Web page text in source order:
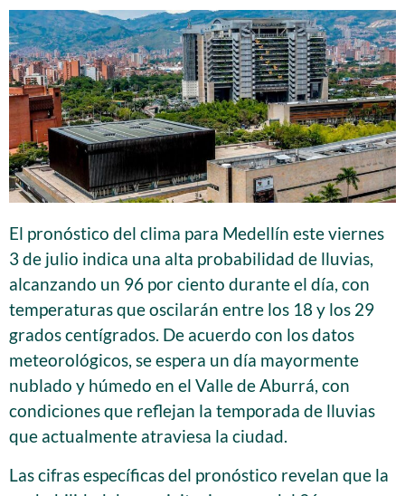
El pronóstico del clima para Medellín este viernes
3 de julio indica una alta probabilidad de lluvias,
alcanzando un 96 por ciento durante el día, con
temperaturas que oscilarán entre los 18 y los 29
grados centígrados. De acuerdo con los datos
meteorológicos, se espera un día mayormente
nublado y húmedo en el Valle de Aburrá, con
condiciones que reflejan la temporada de lluvias
que actualmente atraviesa la ciudad.
Las cifras específicas del pronóstico revelan que la